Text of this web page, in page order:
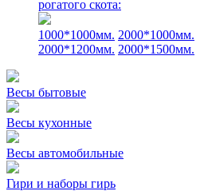
рогатого скота:
1000*1000мм. 2000*1000мм.
2000*1200мм. 2000*1500мм.
Весы бытовые
Весы кухонные
Весы автомобильные
Гири и наборы гирь